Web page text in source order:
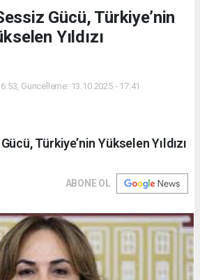
Gücü, Türkiye’nin
Yıldızı
Güncelleme: 13.10.2025 - 17:41
Türkiye’nin Yükselen Yıldızı
ABONE OL